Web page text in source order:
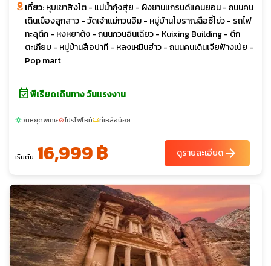
เที่ยว:หุบเขาสิงโต - แม่น้ำกุ้งสุ่ย - ผิงซานแกรนด์แคนยอน - ถนนคน
เดินเมืองลูกสาว - วัดเจ้าแม่กวนอิม - หมู่บ้านโบราณฉือซี่โข่ว - รถไฟ
ทะลุตึก - หงหยาต้ง - ถนนกวนอินเฉียว - Kuixing Building - ตึก
ตะเกียบ - หมู่บ้านสือปาที - หลงเหมินฮ่าว - ถนนคนเดินเจียฟ้างเป่ย -
Pop mart
event_availableพีเรียดเดินทาง วันแรงงาน
sunnyวันหยุดพิเศษlocal_fire_departmentโปรไฟไหม้confirmation_numberที่เหลือน้อย
เริ่มต้น 16,999 ฿ ดูรายละเอียดarrow_forward